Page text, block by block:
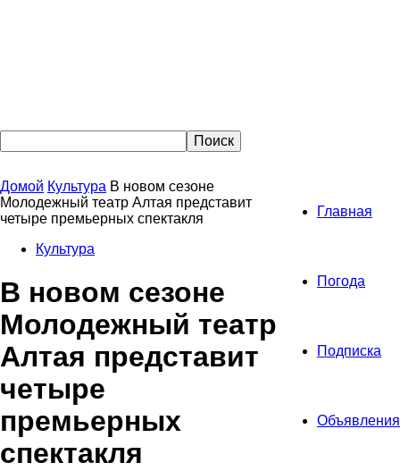
Главная
Погода
Подписка
Объявления
Домой Культура В новом сезоне
Молодежный театр Алтая представит
четыре премьерных спектакля
Культура
В новом сезоне
Молодежный театр
Алтая представит
четыре
премьерных
спектакля